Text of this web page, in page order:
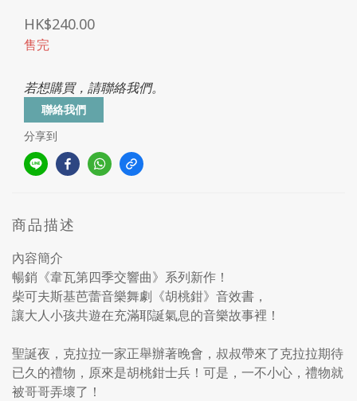
HK$240.00
售完
若想購買，請聯絡我們。
聯絡我們
分享到
商品描述
內容簡介
暢銷《韋瓦第四季交響曲》系列新作！
柴可夫斯基芭蕾音樂舞劇《胡桃鉗》音效書，
讓大人小孩共遊在充滿耶誕氣息的音樂故事裡！
聖誕夜，克拉拉一家正舉辦著晚會，叔叔帶來了克拉拉期待
已久的禮物，原來是胡桃鉗士兵！可是，一不小心，禮物就
被哥哥弄壞了！